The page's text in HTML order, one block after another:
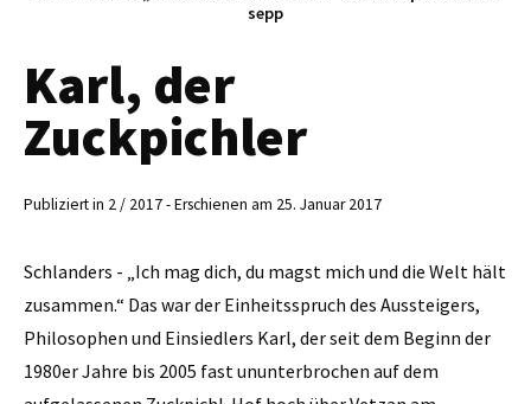
sepp
Karl, der
Zuckpichler
Publiziert in 2 / 2017 - Erschienen am 25. Januar 2017
Schlanders - „Ich mag dich, du magst mich und die Welt hält
zusammen.“ Das war der Einheitsspruch des Aussteigers,
Philosophen und Einsiedlers Karl, der seit dem Beginn der
1980er Jahre bis 2005 fast ununterbrochen auf dem